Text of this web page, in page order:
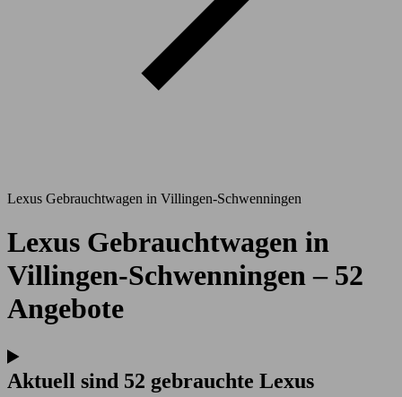
Lexus Gebrauchtwagen in Villingen-Schwenningen
Lexus Gebrauchtwagen in
Villingen-Schwenningen – 52
Angebote
Aktuell sind 52 gebrauchte Lexus